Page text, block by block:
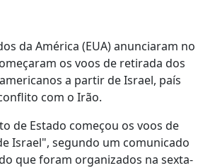
da América (EUA) anunciaram no
os voos de retirada dos
a partir de Israel, país
com o Irão.
de Estado começou os voos de
Israel", segundo um comunicado
que foram organizados na sexta-